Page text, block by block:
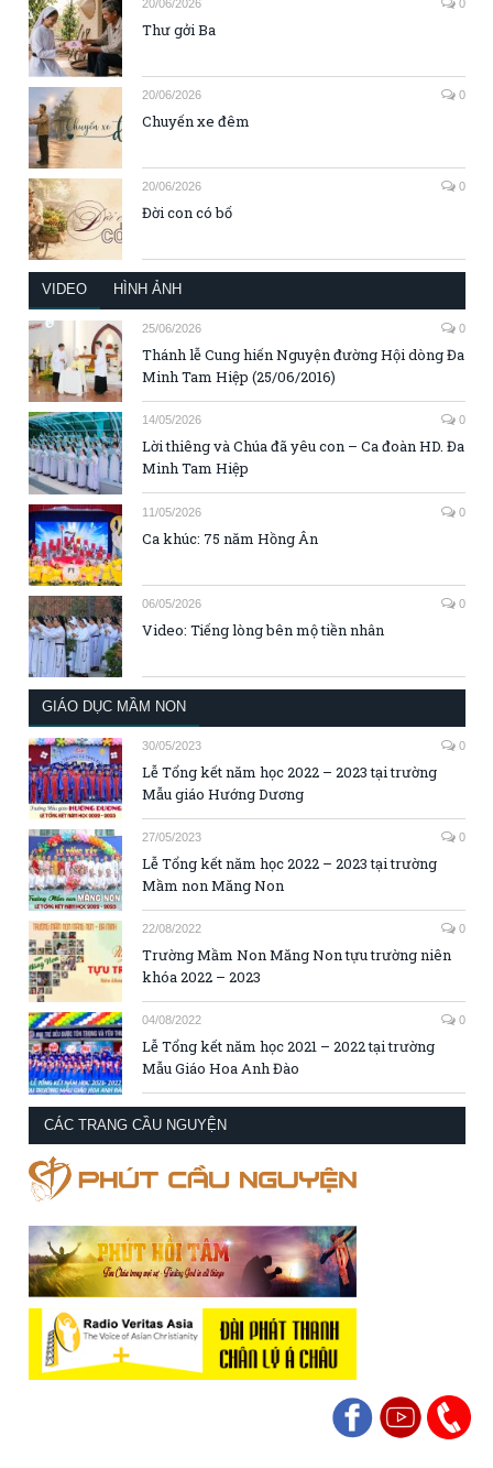
20/06/2026 0
Thư gởi Ba
20/06/2026 0
Chuyến xe đêm
20/06/2026 0
Đời con có bố
VIDEO HÌNH ẢNH
25/06/2026 0
Thánh lễ Cung hiến Nguyện đường Hội dòng Đa
Minh Tam Hiệp (25/06/2016)
14/05/2026 0
Lời thiêng và Chúa đã yêu con – Ca đoàn HD. Đa
Minh Tam Hiệp
11/05/2026 0
Ca khúc: 75 năm Hồng Ân
06/05/2026 0
Video: Tiếng lòng bên mộ tiền nhân
GIÁO DỤC MẦM NON
30/05/2023 0
Lễ Tổng kết năm học 2022 – 2023 tại trường
Mẫu giáo Hướng Dương
27/05/2023 0
Lễ Tổng kết năm học 2022 – 2023 tại trường
Mầm non Măng Non
22/08/2022 0
Trường Mầm Non Măng Non tựu trường niên
khóa 2022 – 2023
04/08/2022 0
Lễ Tổng kết năm học 2021 – 2022 tại trường
Mẫu Giáo Hoa Anh Đào
CÁC TRANG CẦU NGUYỆN